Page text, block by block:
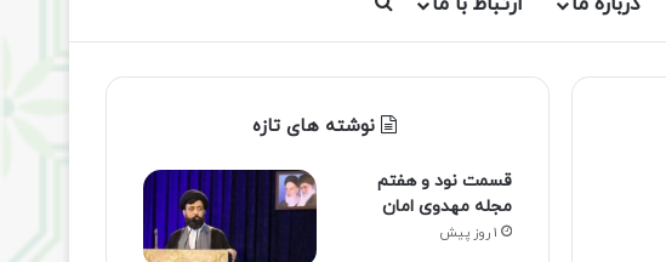
نوشته های تازه
قسمت نود و هفتم
مجله مهدوی امان
1 روز پیش